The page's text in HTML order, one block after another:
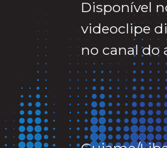
Disponível
videoclipe
no canal do